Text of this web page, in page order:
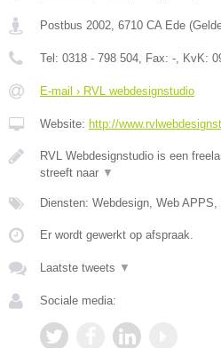
Postbus 2002, 6710 CA Ede (
Tel: 0318 - 798 504, Fax: -, KvK:
E-mail › RVL webdesignstudio
Website: http://
RVL Webdesignstudio is een
streeft naar ▼
Diensten: Webdesign, Web
Er wordt gewerkt op afspraak.
Laatste tweets ▼
Sociale media: